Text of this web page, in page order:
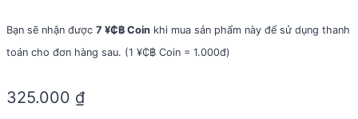
Bạn sẽ nhận được 7 ¥₵฿ Coin khi mua sản phẩm này để sử dụng thanh
toán cho đơn hàng sau. (1 ¥₵฿ Coin = 1.000đ)
325.000 ₫